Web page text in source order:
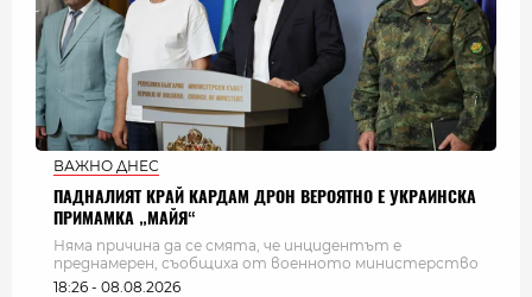
ВАЖНО ДНЕС
ПАДНАЛИЯТ КРАЙ КАРДАМ ДРОН ВЕРОЯТНО Е УКРАИНСКА
ПРИМАМКА „МАЙЯ“
Няма причина да се смята, че инцидентът е
преднамерен, съобщиха от военното министерство
18:26 - 08.08.2026